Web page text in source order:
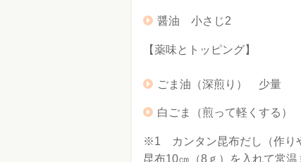
醤油 小さじ2
【薬味とトッピング】
ごま油（深煎り） 少量
白ごま（煎って軽くする
※1 カンタン昆布だし（作り
昆布10㎝（8ｇ）を入れて常